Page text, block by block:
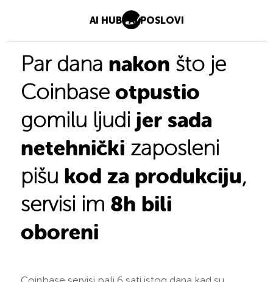
AI HUB AI POSLOVI
Par dana nakon što je
Coinbase otpustio
gomilu ljudi jer sada
netehnički zaposleni
pišu kod za produkciju,
servisi im 8h bili
oboreni